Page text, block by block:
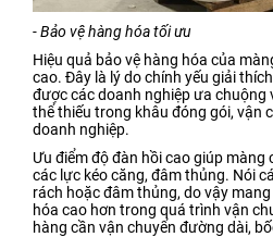
- Bảo vệ hàng hóa tối ưu
Hiệu quả bảo vệ hàng hóa của
cao. Đây là lý do chính yếu giải
được các doanh nghiệp ưa chuộng
thể thiếu trong khâu đóng gói, vận
doanh nghiệp.
Ưu điểm độ đàn hồi cao giúp màng
các lực kéo căng, đâm thủng. Nói
rách hoặc đâm thủng, do vậy
hóa cao hơn trong quá trình vận
hàng cần vận chuyển đường dài,